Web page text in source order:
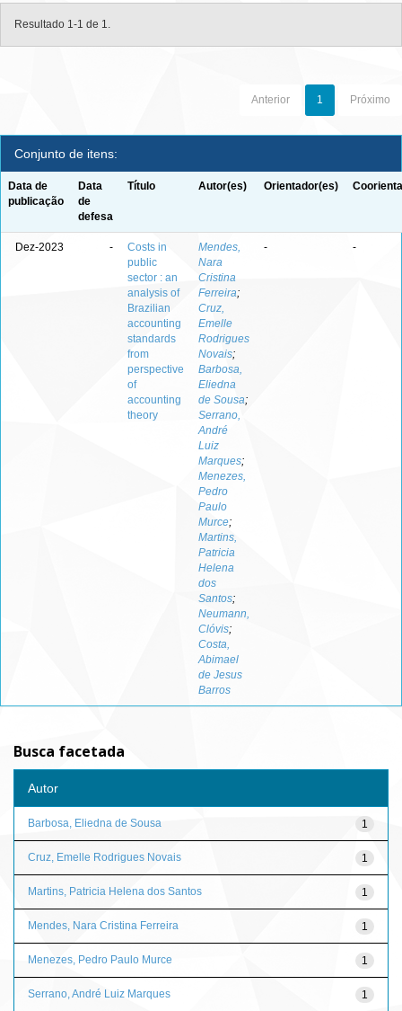
Resultado 1-1 de 1.
Anterior 1 Próximo
Conjunto de itens:
Data de
publicação
Data
de
defesa
Título Autor(es) Orientador(es)
Dez-2023 -
Costs in
public
sector : an
analysis of
Brazilian
accounting
standards
from
perspective
of
accounting
theory
Mendes,
Nara
Cristina
Ferreira;
Cruz,
Emelle
Rodrigues
Novais;
Barbosa,
Eliedna
de Sousa;
Serrano,
André
Luiz
Marques;
Menezes,
Pedro
Paulo
Murce;
Martins,
Patricia
Helena
dos
Santos;
Neumann,
Clóvis;
Costa,
Abimael
de Jesus
Barros
- -
Busca facetada
Autor
1
Barbosa, Eliedna de Sousa
1
Cruz, Emelle Rodrigues Novais
1
Martins, Patricia Helena dos Santos
1
Mendes, Nara Cristina Ferreira
1
Menezes, Pedro Paulo Murce
1
Serrano, André Luiz Marques